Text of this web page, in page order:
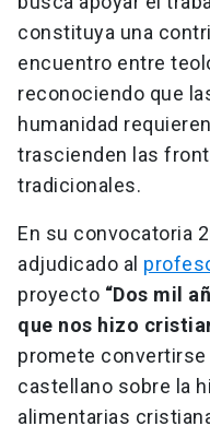
constituya una
encuentro entre
reconociendo que
humanidad
trascienden las
tradicionales.
En su convocatoria
adjudicado al
proyecto “Dos mil
que nos hizo
promete
castellano sobre la
alimentarias